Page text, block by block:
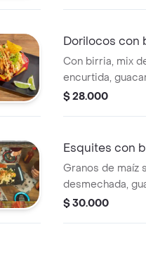
Dorilocos con
Con birria, mix
encurtida,
sunset de la
$ 28.000
Esquites con
Granos de maíz
desmechada,
encurtida.
$ 30.000